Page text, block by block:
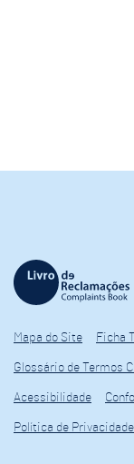
Mapa do Site Ficha
Glossário de Termos
Acessibilidade
Política de